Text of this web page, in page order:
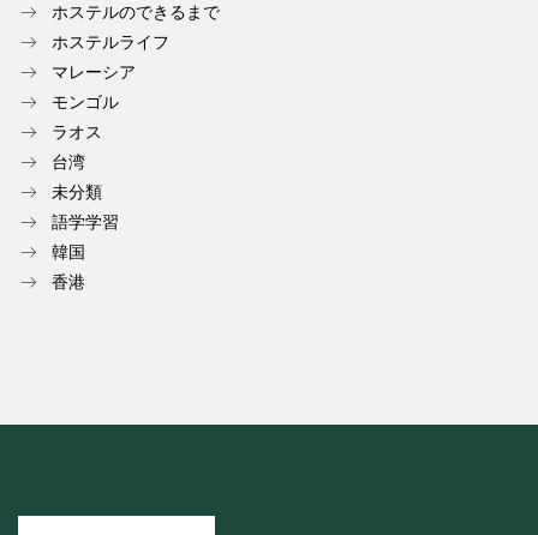
ホステルのできるまで
ホステルライフ
マレーシア
モンゴル
ラオス
台湾
未分類
語学学習
韓国
香港